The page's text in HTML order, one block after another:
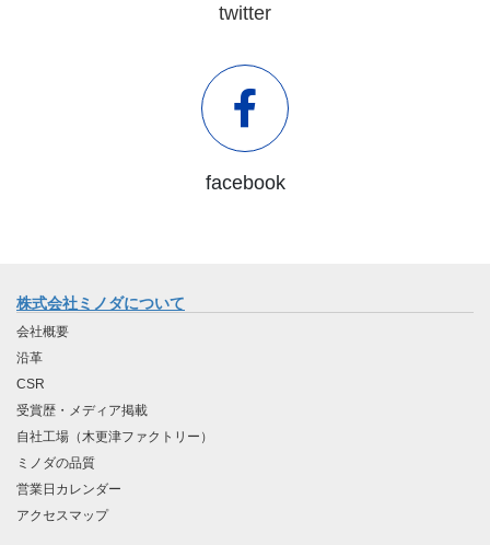
twitter
facebook
株式会社ミノダについて
会社概要
沿革
CSR
受賞歴・メディア掲載
自社工場（木更津ファクトリー）
ミノダの品質
営業日カレンダー
アクセスマップ